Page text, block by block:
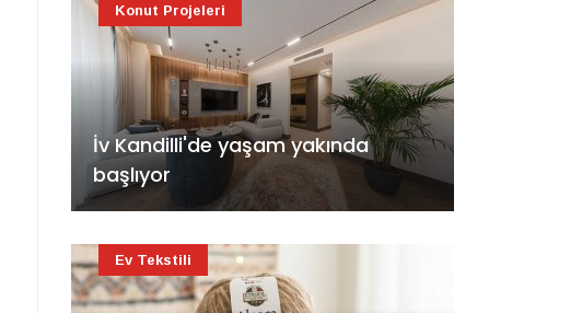
İv Kandilli'de yaşam yakında
başlıyor
Konut Projeleri
Ev Tekstili